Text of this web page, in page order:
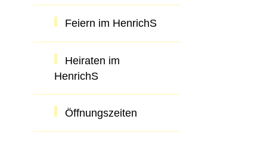
Feiern im HenrichS
Heiraten im
HenrichS
Öffnungszeiten